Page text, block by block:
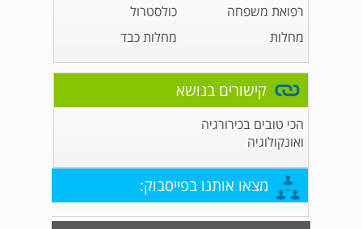
רפואת משפחה
כולסטרול
מחלות
מחלות כבד
קישורים בנושא
הכי טובים בכירורגיה
ואונקולוגיה
מצאו אותנו בפייסבוק: